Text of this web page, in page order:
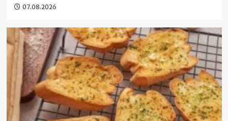
07.08.2026